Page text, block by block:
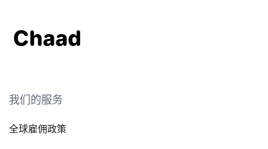
我们的服务
全球雇佣政策